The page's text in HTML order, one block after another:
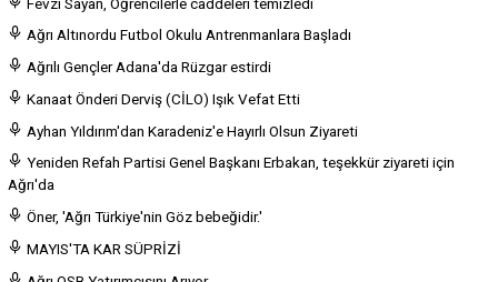
Ağrı Altınordu Futbol Okulu Antrenmanlara Başladı
Ağrılı Gençler Adana'da Rüzgar estirdi
Kanaat Önderi Derviş (CİLO) Işık Vefat Etti
Ayhan Yıldırım'dan Karadeniz'e Hayırlı Olsun Ziyareti
Yeniden Refah Partisi Genel Başkanı Erbakan, teşekkür ziyareti için
Ağrı'da
Öner, 'Ağrı Türkiye'nin Göz bebeğidir.'
MAYIS'TA KAR SÜPRİZİ